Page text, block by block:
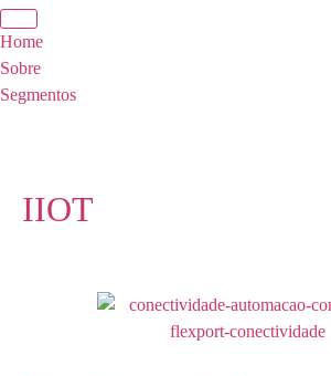
Home
Sobre
Segmentos
IIOT